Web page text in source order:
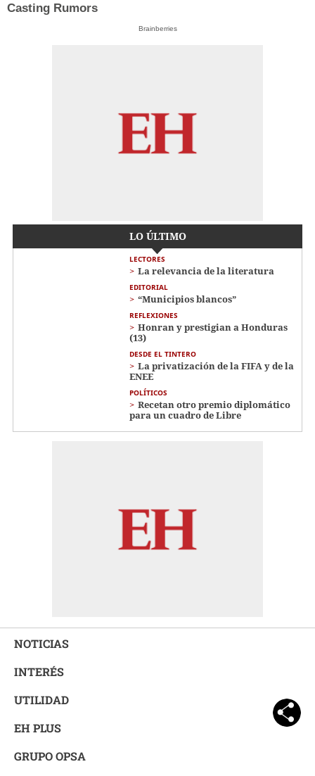
Casting Rumors
Brainberries
LO ÚLTIMO
LECTORES
La relevancia de la literatura
EDITORIAL
“Municipios blancos”
REFLEXIONES
Honran y prestigian a Honduras
(13)
DESDE EL TINTERO
La privatización de la FIFA y de la
ENEE
POLÍTICOS
Recetan otro premio diplomático
para un cuadro de Libre
NOTICIAS
INTERÉS
UTILIDAD
EH PLUS
GRUPO OPSA